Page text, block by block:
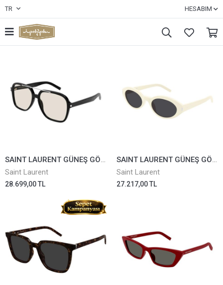
TR HESABIM
SAINT LAURENT GÜNEŞ GÖZLÜĞÜ SL545-001
Saint Laurent
28.699,00 TL
SAINT LAURENT GÜNEŞ GÖZLÜĞÜ SL567-005
Saint Laurent
27.217,00 TL